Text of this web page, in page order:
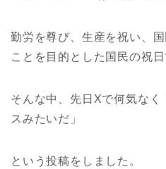
勤労を尊び、生産を祝い、
ことを目的とした国民の祝日
そんな中、先日Xで何気な
スみたいだ」
という投稿をしました。